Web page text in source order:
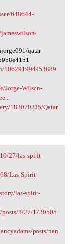
648644-
qatar-
106291994953889
Jorge-Wilson-
183070235/Qatar
27/las-spirit-
Las-Spirit-
las-spirit-
3/27/1730505.
posts/nan